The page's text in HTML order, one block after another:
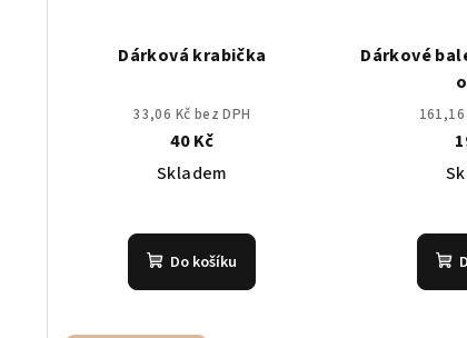
Dárková krabička
33,06 Kč bez DPH
40 Kč
Skladem
Do košíku
Dárkové
161,16